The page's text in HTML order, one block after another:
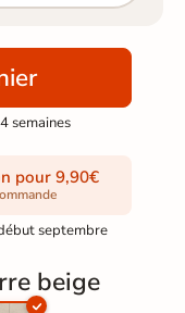
semaines
pour 9,90€
septembre
beige